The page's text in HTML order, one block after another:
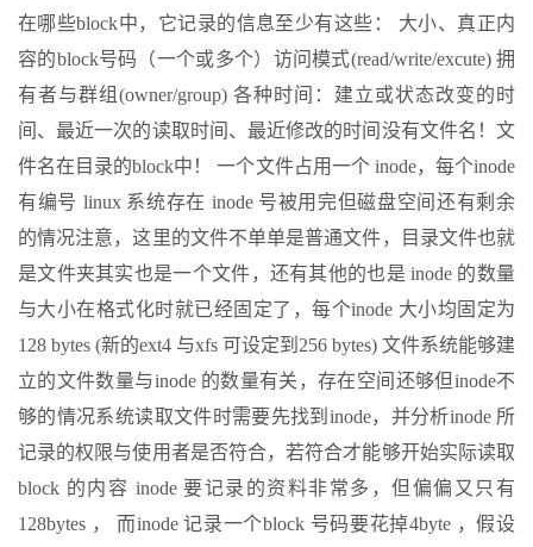
在哪些block中，它记录的信息至少有这些： 大小、真正内
容的block号码（一个或多个）访问模式(read/write/excute) 拥
有者与群组(owner/group) 各种时间：建立或状态改变的时
间、最近一次的读取时间、最近修改的时间没有文件名！文
件名在目录的block中！ 一个文件占用一个 inode，每个inode
有编号 linux 系统存在 inode 号被用完但磁盘空间还有剩余
的情况注意，这里的文件不单单是普通文件，目录文件也就
是文件夹其实也是一个文件，还有其他的也是 inode 的数量
与大小在格式化时就已经固定了，每个inode 大小均固定为
128 bytes (新的ext4 与xfs 可设定到256 bytes) 文件系统能够建
立的文件数量与inode 的数量有关，存在空间还够但inode不
够的情况系统读取文件时需要先找到inode，并分析inode 所
记录的权限与使用者是否符合，若符合才能够开始实际读取
block 的内容 inode 要记录的资料非常多，但偏偏又只有
128bytes ， 而inode 记录一个block 号码要花掉4byte ，假设